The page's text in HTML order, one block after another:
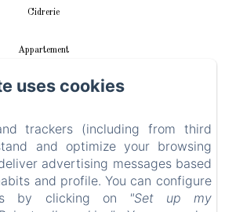
Cidrerie
Appartement
vidéos
fotovoltaica
Política de privacidad
Información legal
uses cookies
trackers (including from third
and optimize your browsing
advertising messages based
and profile. You can configure
by clicking on
"Set up my